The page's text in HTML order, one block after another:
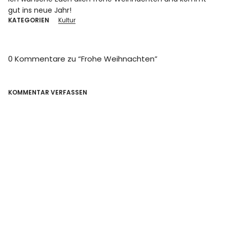
gut ins neue Jahr!
KATEGORIEN Kultur
0 Kommentare zu “Frohe Weihnachten”
KOMMENTAR VERFASSEN